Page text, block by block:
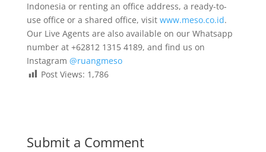
Indonesia or renting an office address, a ready-to-
use office or a shared office, visit www.meso.co.id.
Our Live Agents are also available on our Whatsapp
number at +62812 1315 4189, and find us on
Instagram @ruangmeso
Post Views: 1,786
Submit a Comment